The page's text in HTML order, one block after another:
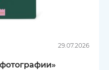
29.07.2026